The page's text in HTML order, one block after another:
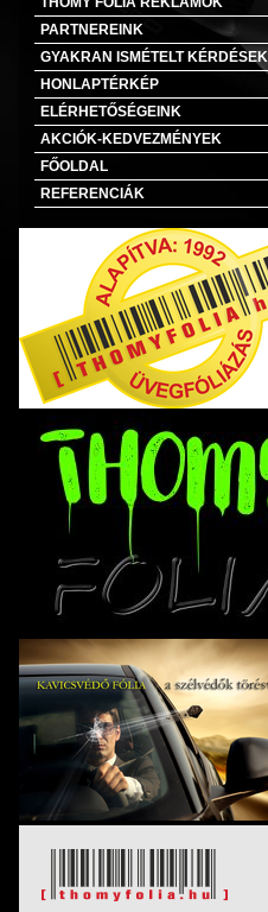
PARTNEREINK
GYAKRAN ISMÉTELT KÉRDÉSEK
HONLAPTÉRKÉP
ELÉRHETŐSÉGEINK
AKCIÓK-KEDVEZMÉNYEK
FŐOLDAL
REFERENCIÁK